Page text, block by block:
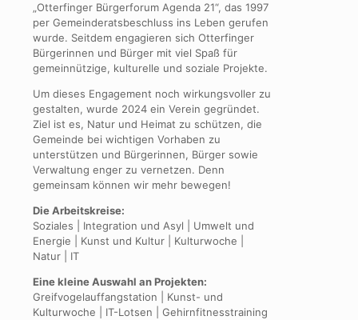
„Otterfinger Bürgerforum Agenda 21“, das 1997
per Gemeinderatsbeschluss ins Leben gerufen
wurde. Seitdem engagieren sich Otterfinger
Bürgerinnen und Bürger mit viel Spaß für
gemeinnützige, kulturelle und soziale Projekte.
Um dieses Engagement noch wirkungsvoller zu
gestalten, wurde 2024 ein Verein gegründet.
Ziel ist es, Natur und Heimat zu schützen, die
Gemeinde bei wichtigen Vorhaben zu
unterstützen und Bürgerinnen, Bürger sowie
Verwaltung enger zu vernetzen. Denn
gemeinsam können wir mehr bewegen!
Die Arbeitskreise:
Soziales | Integration und Asyl | Umwelt und
Energie | Kunst und Kultur | Kulturwoche |
Natur | IT
Eine kleine Auswahl an Projekten:
Greifvogelauffangstation | Kunst- und
Kulturwoche | IT-Lotsen | Gehirnfitnesstraining